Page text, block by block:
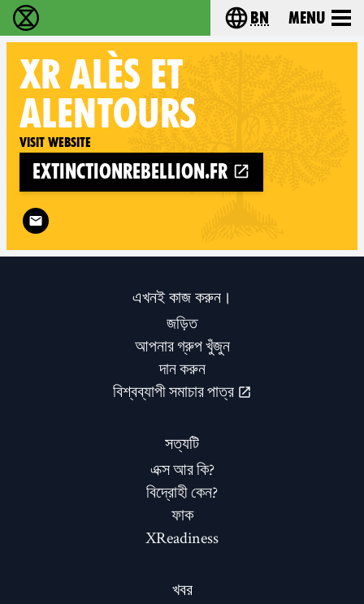
বিলুপ্তি বিদ্রোহ - Home Choose your
bn Menu
XR ALÈS ET
ALENTOURS
Visit website
extinctionrebellion.fr
Follow XR Alès et alentours on
এখনই কাজ করুন।
জড়িত
আপনার গ্রুপ খুঁজুন
দান করুন
বিশ্বব্যাপী সমাচার পাত্র
সত্যটি
এক্স আর কি?
বিদ্রোহী কেন?
ফাক
XReadiness
খবর